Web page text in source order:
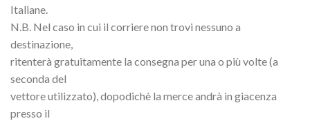
Italiane.
N.B. Nel caso in cui il corriere non trovi nessuno a
destinazione,
ritenterà gratuitamente la consegna per una o più volte (a
seconda del
vettore utilizzato), dopodichè la merce andrà in giacenza
presso il